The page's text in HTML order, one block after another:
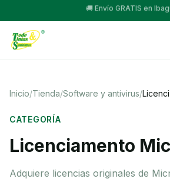
🚚 Envío GRATIS en
Inicio/Tienda/Software y antivirus/
CATEGORÍA
Licenciamento
Adquiere licencias originales de